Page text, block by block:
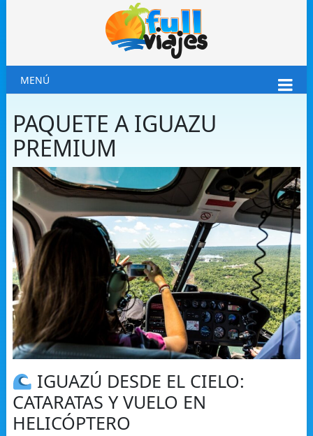
MENÚ
PAQUETE A IGUAZU
PREMIUM
IGUAZÚ DESDE EL CIELO:
CATARATAS Y VUELO EN
HELICÓPTERO